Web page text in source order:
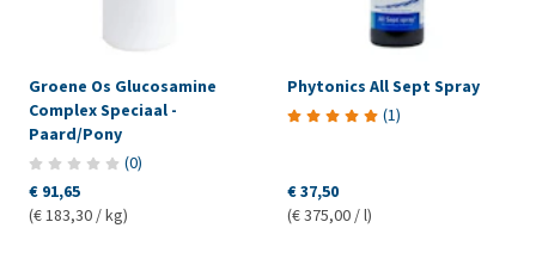
Groene Os Glucosamine
Complex Speciaal -
Paard/Pony
(0)
€ 91,65
(€ 183,30 / kg)
Phytonics All Sept Spray
(1)
€ 37,50
(€ 375,00 / l)